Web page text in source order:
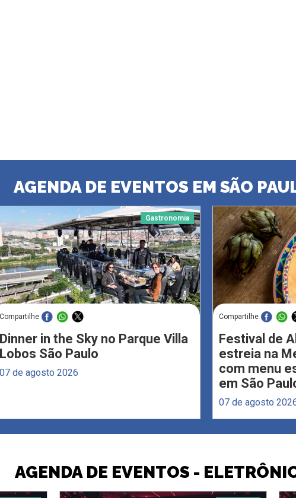
AGENDA DE EVENTOS EM SÃO
Gastronomia
Compartilhe
Dinner in the Sky no Parque Villa
Lobos São Paulo
07 de agosto 2026
Compartilhe
Festival de
estreia na
com menu
em São
07 de agosto
AGENDA DE EVENTOS -